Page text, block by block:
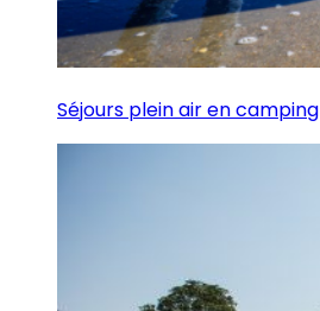
Séjours plein air en camping